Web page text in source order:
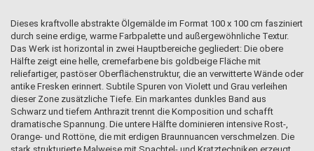
Dieses kraftvolle abstrakte Ölgemälde im Format 100 x 100 cm fasziniert
durch seine erdige, warme Farbpalette und außergewöhnliche Textur.
Das Werk ist horizontal in zwei Hauptbereiche gegliedert: Die obere
Hälfte zeigt eine helle, cremefarbene bis goldbeige Fläche mit
reliefartiger, pastöser Oberflächenstruktur, die an verwitterte Wände oder
antike Fresken erinnert. Subtile Spuren von Violett und Grau verleihen
dieser Zone zusätzliche Tiefe. Ein markantes dunkles Band aus
Schwarz und tiefem Anthrazit trennt die Komposition und schafft
dramatische Spannung. Die untere Hälfte dominieren intensive Rost-,
Orange- und Rottöne, die mit erdigen Braunnuancen verschmelzen. Die